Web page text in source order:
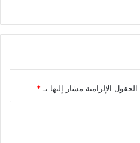
الحقول الإلزامية مشار إليها بـ *